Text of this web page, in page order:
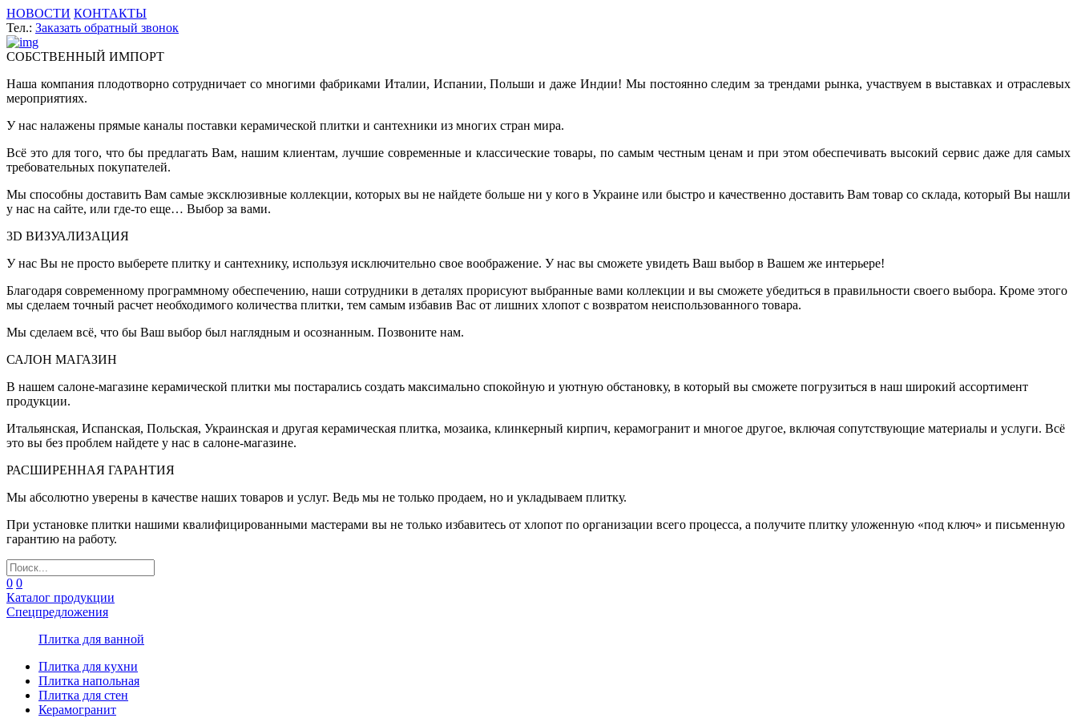
НОВОСТИ КОНТАКТЫ
Тел.: Заказать обратный звонок
СОБСТВЕННЫЙ ИМПОРТ
Наша компания плодотворно сотрудничает со многими фабриками Италии, Испании, Польши и даже Индии! Мы постоянно следим за трендами рынка, участвуем в выставках и отраслевых
мероприятиях.
У нас налажены прямые каналы поставки керамической плитки и сантехники из многих стран мира.
Всё это для того, что бы предлагать Вам, нашим клиентам, лучшие современные и классические товары, по самым честным ценам и при этом обеспечивать высокий сервис даже для самых
требовательных покупателей.
Мы способны доставить Вам самые эксклюзивные коллекции, которых вы не найдете больше ни у кого в Украине или быстро и качественно доставить Вам товар со склада, который Вы нашли
у нас на сайте, или где-то еще… Выбор за вами.
3D ВИЗУАЛИЗАЦИЯ
У нас Вы не просто выберете плитку и сантехнику, используя исключительно свое воображение. У нас вы сможете увидеть Ваш выбор в Вашем же интерьере!
Благодаря современному программному обеспечению, наши сотрудники в деталях прорисуют выбранные вами коллекции и вы сможете убедиться в правильности своего выбора. Кроме этого
мы сделаем точный расчет необходимого количества плитки, тем самым избавив Вас от лишних хлопот с возвратом неиспользованного товара.
Мы сделаем всё, что бы Ваш выбор был наглядным и осознанным. Позвоните нам.
САЛОН МАГАЗИН
В нашем салоне-магазине керамической плитки мы постарались создать максимально спокойную и уютную обстановку, в который вы сможете погрузиться в наш широкий ассортимент
продукции.
Итальянская, Испанская, Польская, Украинская и другая керамическая плитка, мозаика, клинкерный кирпич, керамогранит и многое другое, включая сопутствующие материалы и услуги. Всё
это вы без проблем найдете у нас в салоне-магазине.
РАСШИРЕННАЯ ГАРАНТИЯ
Мы абсолютно уверены в качестве наших товаров и услуг. Ведь мы не только продаем, но и укладываем плитку.
При установке плитки нашими квалифицированными мастерами вы не только избавитесь от хлопот по организации всего процесса, а получите плитку уложенную «под ключ» и письменную
гарантию на работу.
0 0
Каталог продукции
Спецпредложения
Плитка для ванной
Плитка для кухни
Плитка напольная
Плитка для стен
Керамогранит